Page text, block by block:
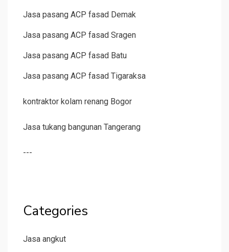
Jasa pasang ACP fasad Demak
Jasa pasang ACP fasad Sragen
Jasa pasang ACP fasad Batu
Jasa pasang ACP fasad Tigaraksa
kontraktor kolam renang Bogor
Jasa tukang bangunan Tangerang
---
Categories
Jasa angkut